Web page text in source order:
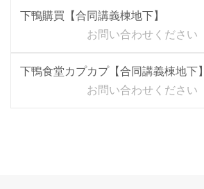
下鴨購買【合同講義棟地下】
お問い合わせください
下鴨食堂カプカプ【合同講義棟地下】
お問い合わせください